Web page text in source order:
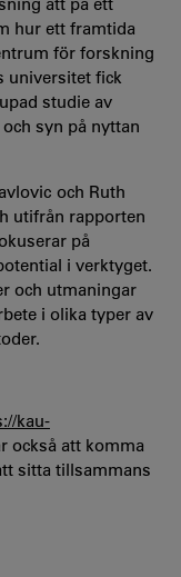
hur ett framtida
för forskning
universitet fick
studie av
syn på nyttan
och Ruth
utifrån rapporten
på
i verktyget.
och utmaningar
i olika typer av
kau-
också att komma
sitta tillsammans